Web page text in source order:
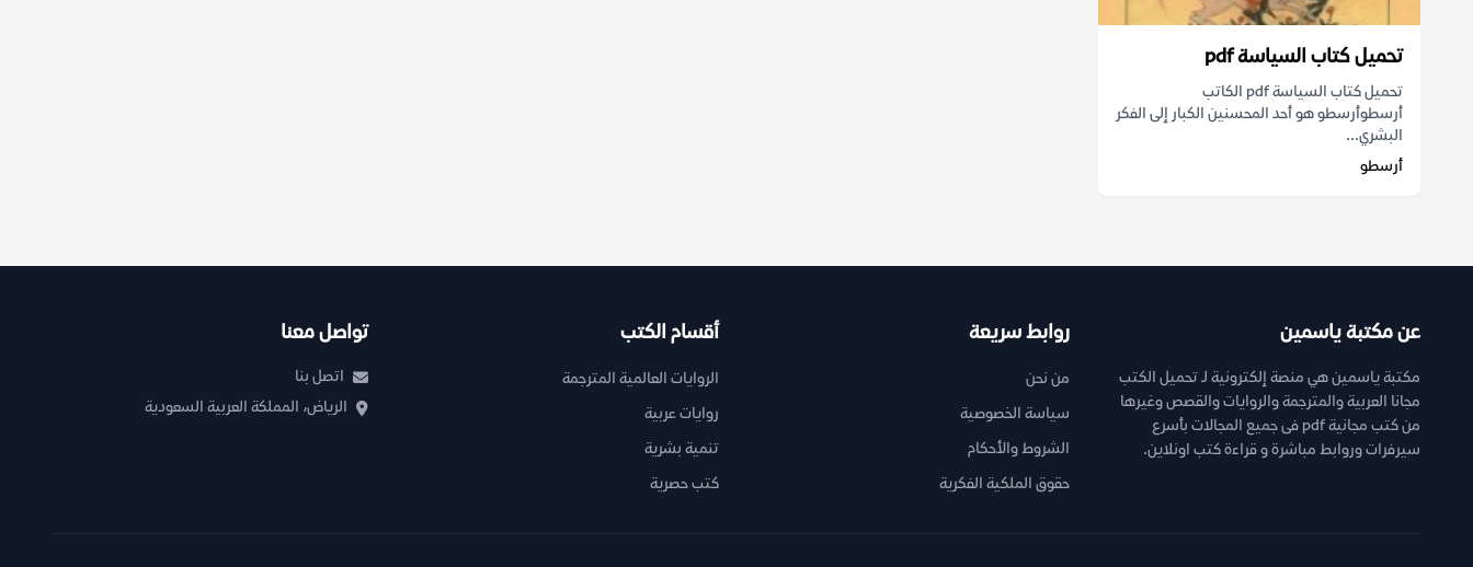
تحميل كتاب السياسة pdf
تحميل كتاب السياسة pdf الكاتب
أرسطوأرسطو هو أحد المحسنين الكبار إلى الفكر
البشري...
أرسطو
عن مكتبة ياسمين
مكتبة ياسمين هي منصة إلكترونية لـ تحميل الكتب
مجانا العربية والمترجمة والروايات والقصص وغيرها
من كتب مجانية pdf فى جميع المجالات بأسرع
سيرفرات وروابط مباشرة و قراءة كتب اونلاين.
روابط سريعة
من نحن
سياسة الخصوصية
الشروط والأحكام
حقوق الملكية الفكرية
أقسام الكتب
الروايات العالمية المترجمة
روايات عربية
تنمية بشرية
كتب حصرية
تواصل معنا
اتصل بنا
الرياض، المملكة العربية السعودية